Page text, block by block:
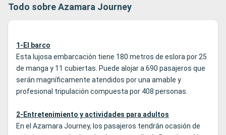
Nocturno.
Todo sobre Azamara Journey
1-El barco
Esta lujosa embarcación tiene 180 metros de eslora por 25
de manga y 11 cubiertas. Puede alojar a 690 pasajeros que
serán magníficamente atendidos por una amable y
profesional tripulación compuesta por 408 personas.
2-Entretenimiento y actividades para adultos
En el Azamara Journey, los pasajeros tendrán ocasión de